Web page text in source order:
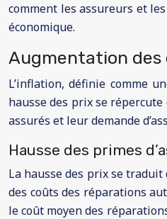
comment les assureurs et
économique.
Augmentation des
L’inflation, définie comme
hausse des prix se
assurés et leur demande
Hausse des primes
La hausse des prix se
des coûts des réparations
le coût moyen des